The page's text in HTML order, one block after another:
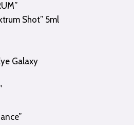
Shot” 5ml
Galaxy